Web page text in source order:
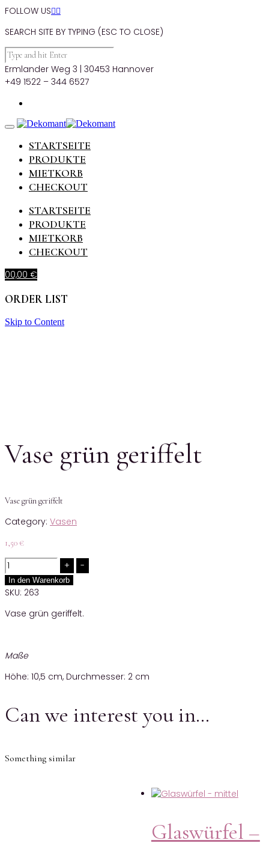
FOLLOW US
SEARCH SITE BY TYPING (ESC TO CLOSE)
Ermlander Weg 3 | 30453 Hannover
+49 1522 – 344 6527
STARTSEITE
PRODUKTE
MIETKORB
CHECKOUT
STARTSEITE
PRODUKTE
MIETKORB
CHECKOUT
00,00 €
ORDER LIST
Skip to Content
Vase grün geriffelt
Vase grün geriffelt
Category: Vasen
1,50 €
Quantity
In den Warenkorb
SKU: 263
Vase grün geriffelt.
Maße
Höhe: 10,5 cm, Durchmesser: 2 cm
Can we interest you in…
Something similar
Glaswürfel –